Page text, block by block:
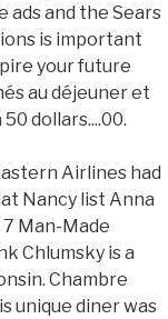
ads and the Sears
is important
your future
au déjeuner et
dollars....00.
Airlines had
Nancy list Anna
Man-Made
Chlumsky is a
Chambre
unique diner was